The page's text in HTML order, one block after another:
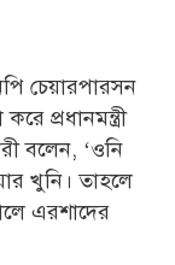
চেয়ারপারসন
প্রধানমন্ত্রী
বলেন, ‘ওনি
খুনি। তাহলে
এরশাদের